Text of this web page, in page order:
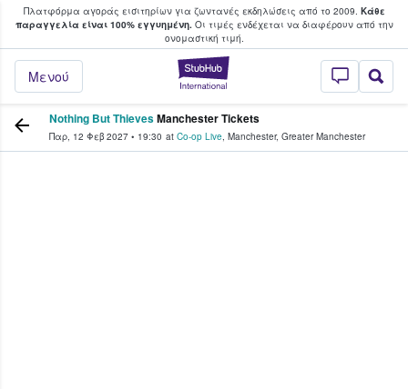
Πλατφόρμα αγοράς εισιτηρίων για ζωντανές εκδηλώσεις από το 2009. Κάθε
παραγγελία είναι 100% εγγυημένη.Οι τιμές ενδέχεται να διαφέρουν από την
oνομαστική τιμή.
StubHub - Όπου
Μενού
φαν αγοράζουν και πουλούν
Nothing But ThievesManchester Tickets
Παρ, 12 Φεβ 2027 • 19:30 at Co-op Live, Manchester, Greater Manchester